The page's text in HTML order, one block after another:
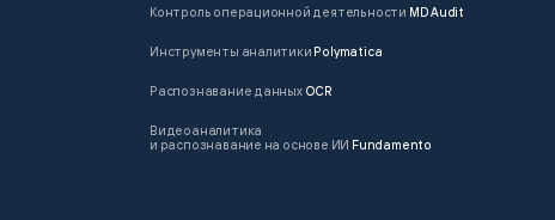
Контроль операционной деятельности MD Audit
Инструменты аналитики Polymatica
Распознавание данныхOCR
Видеоаналитика
и распознавание на основе ИИ Fundamento